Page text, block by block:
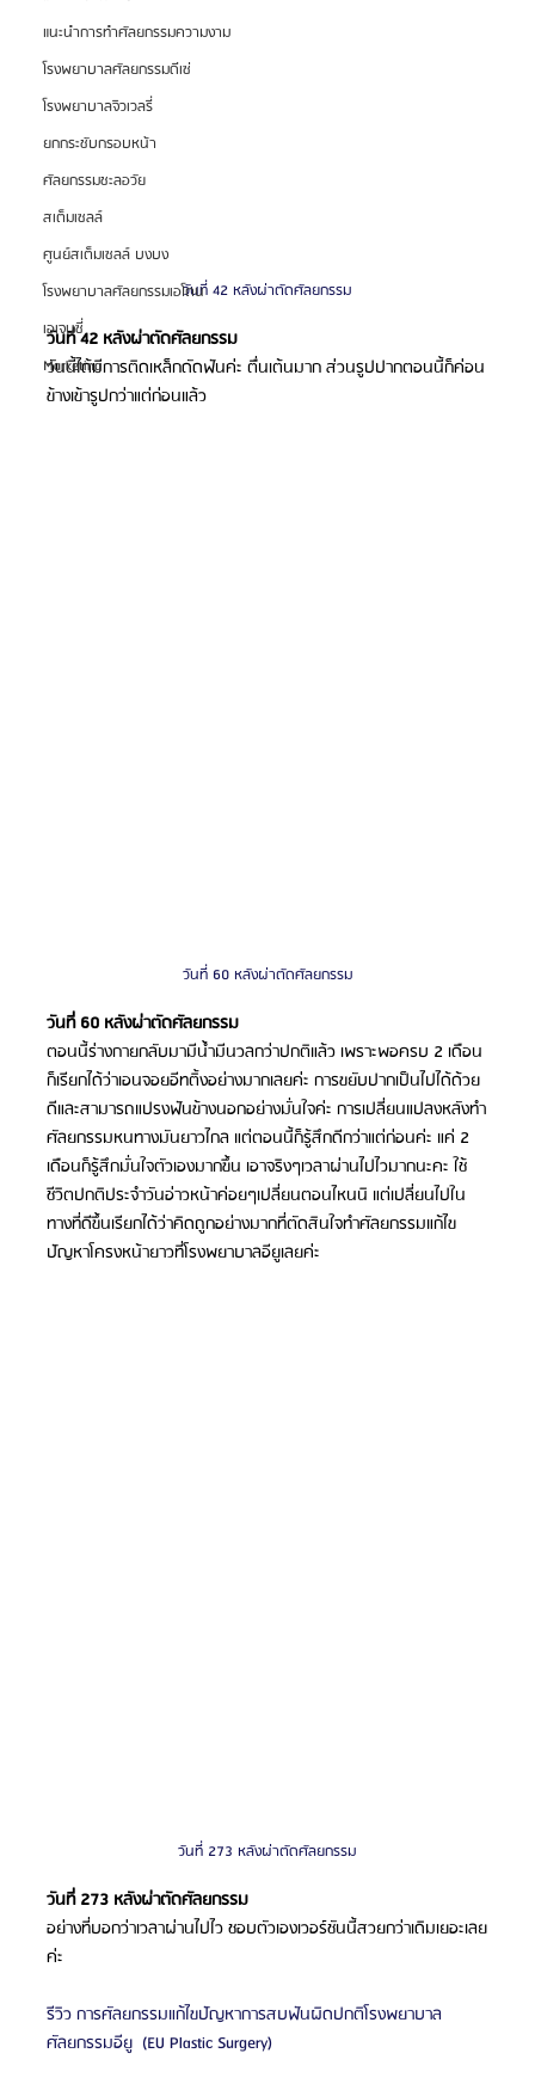
แนะนำการทำศัลยกรรมความงาม
โรงพยาบาลศัลยกรรมดีเซ่
โรงพยาบาลจิวเวลรี่
ยกกระชับกรอบหน้า
ศัลยกรรมชะลอวัย
สเต็มเซลล์
ศูนย์สเต็มเซลล์ บงบง
โรงพยาบาลศัลยกรรมเอโตน
เอเจนซี่
Marketing
วันที่ 42 หลังผ่าตัดศัลยกรรม
วันที่ 42 หลังผ่าตัดศัลยกรรม
วันนี้ได้มีการติดเหล็กดัดฟันค่ะ ตื่นเต้นมาก ส่วนรูปปากตอนนี้ก็ค่อน
ข้างเข้ารูปกว่าแต่ก่อนแล้ว
วันที่ 60 หลังผ่าตัดศัลยกรรม
วันที่ 60 หลังผ่าตัดศัลยกรรม
ตอนนี้ร่างกายกลับมามีน้ำมีนวลกว่าปกติแล้ว เพราะพอครบ 2 เดือน
ก็เรียกได้ว่าเอนจอยอีทติ้งอย่างมากเลยค่ะ การขยับปากเป็นไปได้ด้วย
ดีและสามารถแปรงฟันข้างนอกอย่างมั่นใจค่ะ การเปลี่ยนแปลงหลังทำ
ศัลยกรรมหนทางมันยาวไกล แต่ตอนนี้ก็รู้สึกดีกว่าแต่ก่อนค่ะ แค่ 2
เดือนก็รู้สึกมั่นใจตัวเองมากขึ้น เอาจริงๆเวลาผ่านไปไวมากนะคะ ใช้
ชีวิตปกติประจำวันอ่าวหน้าค่อยๆเปลี่ยนตอนไหนนิ แต่เปลี่ยนไปใน
ทางที่ดีขึ้นเรียกได้ว่าคิดถูกอย่างมากที่ตัดสินใจทำศัลยกรรมแก้ไข
ปัญหาโครงหน้ายาวที่โรงพยาบาลอียูเลยค่ะ
วันที่ 273 หลังผ่าตัดศัลยกรรม
วันที่ 273 หลังผ่าตัดศัลยกรรม
อย่างที่บอกว่าเวลาผ่านไปไว ชอบตัวเองเวอร์ชันนี้สวยกว่าเดิมเยอะเลย
ค่ะ
รีวิว การศัลยกรรมแก้ไขปัญหาการสบฟันผิดปกติโรงพยาบาล
ศัลยกรรมอียู  (EU Plastic Surgery)